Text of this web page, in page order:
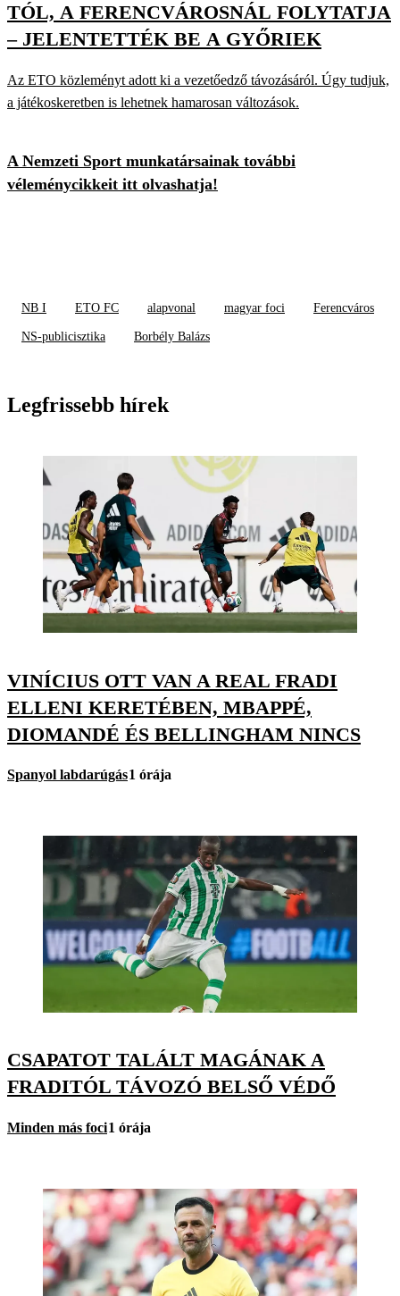
TÓL, A FERENCVÁROSNÁL FOLYTATJA
– JELENTETTÉK BE A GYŐRIEK
Az ETO közleményt adott ki a vezetőedző távozásáról. Úgy tudjuk,
a játékoskeretben is lehetnek hamarosan változások.
A Nemzeti Sport munkatársainak további
véleménycikkeit itt olvashatja!
NB I ETO FC alapvonal magyar foci Ferencváros
NS-publicisztika Borbély Balázs
Legfrissebb hírek
VINÍCIUS OTT VAN A REAL FRADI
ELLENI KERETÉBEN, MBAPPÉ,
DIOMANDÉ ÉS BELLINGHAM NINCS
Spanyol labdarúgás1 órája
CSAPATOT TALÁLT MAGÁNAK A
FRADITÓL TÁVOZÓ BELSŐ VÉDŐ
Minden más foci1 órája